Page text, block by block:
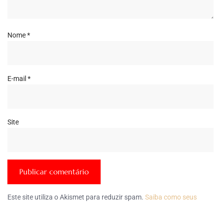
Nome*
E-mail *
Site
Este site utiliza o Akismet para reduzir spam. Saiba como seus